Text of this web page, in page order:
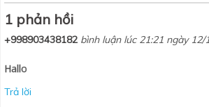
1 phản hồi
+998903438182 bình luận lúc 21:21 ngày 12/
Hallo
Trả lời